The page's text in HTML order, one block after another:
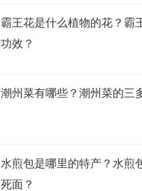
霸王花是什么植物的花？霸
功效？
潮州菜有哪些？潮州菜的三
水煎包是哪里的特产？水煎
死面？